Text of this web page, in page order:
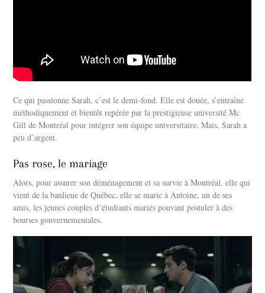
Ce qui passionne Sarah, c’est le demi-fond. Elle est douée, s’entraîne
méthodiquement et bientôt repérée par la prestigieuse université Mc
Gill de Montréal pour intégrer son équipe universitaire. Mais, Sarah a
peu d’argent.
Pas rose, le mariage
Alors, pour assurer son déménagement et sa survie à Montréal, elle qui
vient de la banlieue de Québec, elle se marie à Antoine, un de ses
amis, les jeunes couples d’étudiants mariés pouvant postuler à des
bourses gouvernementales.